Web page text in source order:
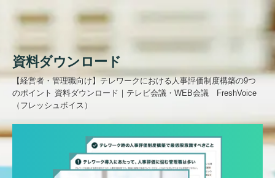
資料ダウンロード
【経営者・管理職向け】テレワークにおける人事評価制度構築の9つ
のポイント 資料ダウンロード｜テレビ会議・WEB会議 FreshVoice
（フレッシュボイス）